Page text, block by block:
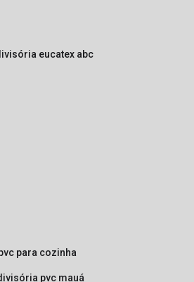
eucatex abc
para cozinha
pvc mauá